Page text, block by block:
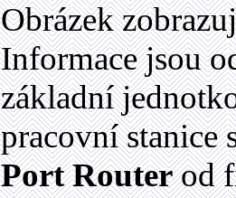
Obrázek
Informace jsou
základní
pracovní stanice
Port Routerod